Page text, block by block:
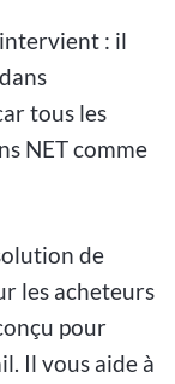
intervient : il
tous les
NET comme
de
les acheteurs
pour
Il vous aide à